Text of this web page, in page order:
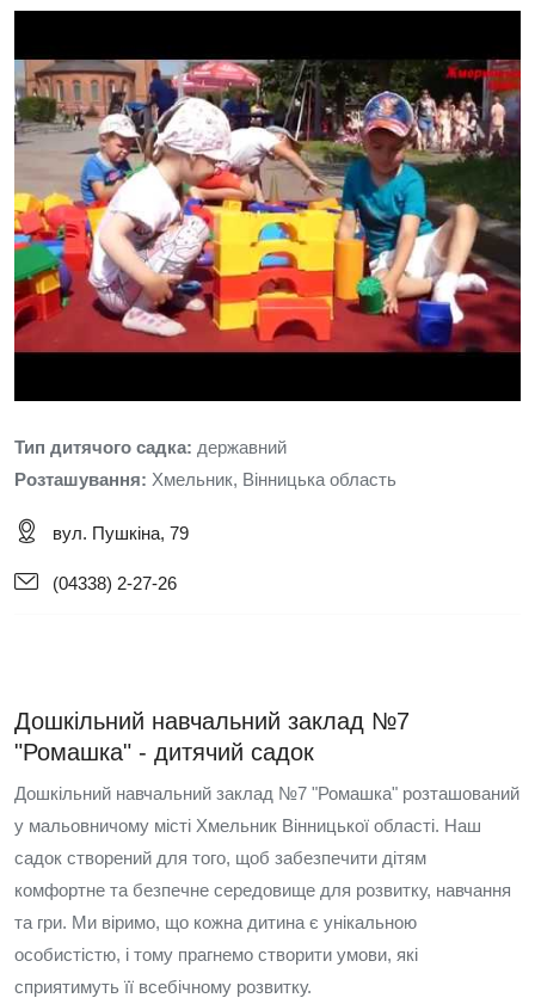
Тип дитячого садка: державний
Розташування: Хмельник, Вінницька область
вул. Пушкіна, 79
(04338) 2-27-26
Дошкільний навчальний заклад №7
"Ромашка" - дитячий садок
Дошкільний навчальний заклад №7 "Ромашка" розташований
у мальовничому місті Хмельник Вінницької області. Наш
садок створений для того, щоб забезпечити дітям
комфортне та безпечне середовище для розвитку, навчання
та гри. Ми віримо, що кожна дитина є унікальною
особистістю, і тому прагнемо створити умови, які
сприятимуть її всебічному розвитку.